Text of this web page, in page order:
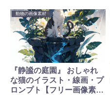
動物の画像素材
『静謐の庭園』 おしゃれ
な猫のイラスト・線画・プ
ロンプト【フリー画像素材